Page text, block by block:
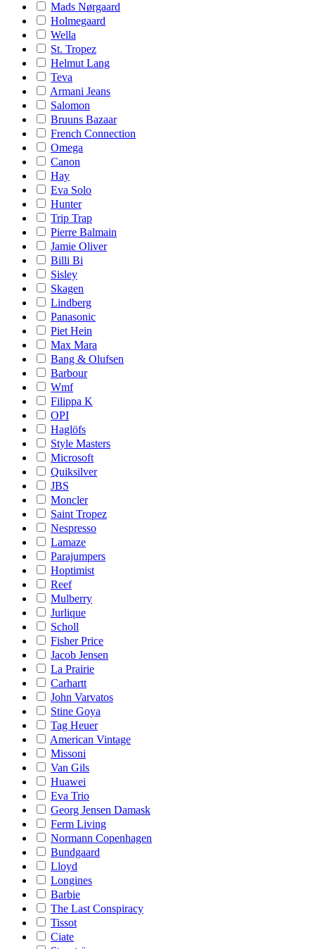
Mads Nørgaard
Holmegaard
Wella
St. Tropez
Helmut Lang
Teva
Armani Jeans
Salomon
Bruuns Bazaar
French Connection
Omega
Canon
Hay
Eva Solo
Hunter
Trip Trap
Pierre Balmain
Jamie Oliver
Billi Bi
Sisley
Skagen
Lindberg
Panasonic
Piet Hein
Max Mara
Bang & Olufsen
Barbour
Wmf
Filippa K
OPI
Haglöfs
Style Masters
Microsoft
Quiksilver
JBS
Moncler
Saint Tropez
Nespresso
Lamaze
Parajumpers
Hoptimist
Reef
Mulberry
Jurlique
Scholl
Fisher Price
Jacob Jensen
La Prairie
Carhartt
John Varvatos
Stine Goya
Tag Heuer
American Vintage
Missoni
Van Gils
Huawei
Eva Trio
Georg Jensen Damask
Ferm Living
Normann Copenhagen
Bundgaard
Lloyd
Longines
Barbie
The Last Conspiracy
Tissot
Ciate